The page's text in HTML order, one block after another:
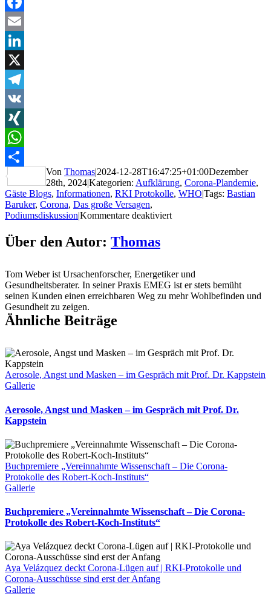
Facebook
Email
LinkedIn
X
Telegram
VK
XING
WhatsApp
Teilen
Von Thomas|2024-12-28T16:47:25+01:00Dezember
28th, 2024|Kategorien: Aufklärung, Corona-Plandemie,
Gäste Blogs, Informationen, RKI Protokolle, WHO|Tags: Bastian
Baruker, Corona, Das große Versagen,
Podiumsdiskussion|Kommentare deaktiviertfür
Versagen
Über den Autor: Thomas
Tom Weber ist Ursachenforscher, Energetiker und
Gesundheitsberater. In seiner Praxis EMEG ist er stets bemüht
seinen Kunden einen erreichbaren Weg zu mehr Wohlbefinden und
Gesundheit zu zeigen.
Ähnliche Beiträge
Aerosole, Angst und Masken – im Gespräch mit Prof. Dr. Kappstein
Gallerie
Aerosole, Angst und Masken – im Gespräch mit Prof. Dr.
Kappstein
Buchpremiere „Vereinnahmte Wissenschaft – Die Corona-
Protokolle des Robert-Koch-Instituts“
Gallerie
Buchpremiere „Vereinnahmte Wissenschaft – Die Corona-
Protokolle des Robert-Koch-Instituts“
Aya Velázquez deckt Corona-Lügen auf | RKI-Protokolle und
Corona-Ausschüsse sind erst der Anfang
Gallerie